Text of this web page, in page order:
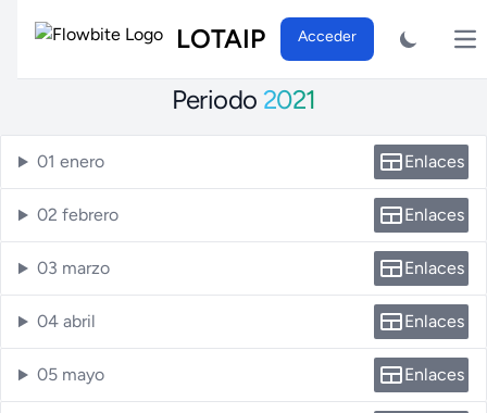
LOTAIP Acceder
Periodo 2021
01 enero Enlaces
02 febrero Enlaces
03 marzo Enlaces
04 abril Enlaces
05 mayo Enlaces